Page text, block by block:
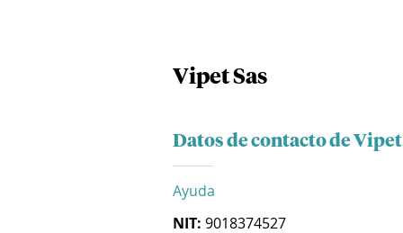
Vipet Sas
Datos de contacto de Vipet
Ayuda
NIT: 9018374527